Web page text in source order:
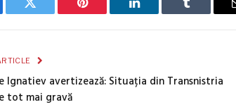
Twitter Pinterest LinkedIn Tumblr
Ignatiev avertizează: Situația din Transnistria
tot mai gravă